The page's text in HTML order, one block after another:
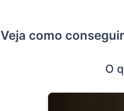
Veja como
O